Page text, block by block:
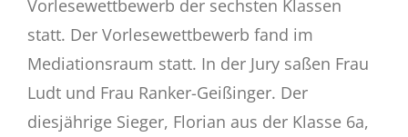
Eltern
Schulstore
Gemsi BLOG
Vorlesewettbewerb der sechsten Klassen
statt. Der Vorlesewettbewerb fand im
Mediationsraum statt. In der Jury saßen Frau
Ludt und Frau Ranker-Geißinger. Der
diesjährige Sieger, Florian aus der Klasse 6a,